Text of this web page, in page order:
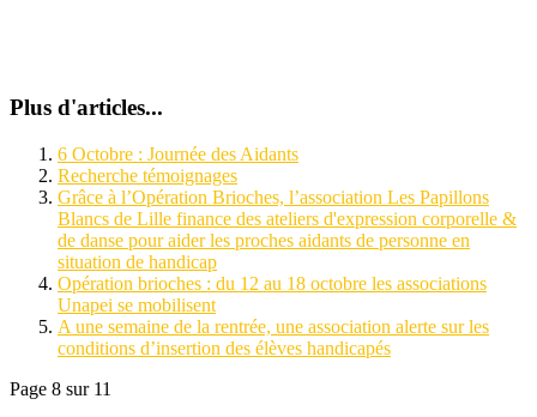
Plus d'articles...
6 Octobre : Journée des Aidants
Recherche témoignages
Grâce à l’Opération Brioches, l’association Les Papillons
Blancs de Lille finance des ateliers d'expression corporelle &
de danse pour aider les proches aidants de personne en
situation de handicap
Opération brioches : du 12 au 18 octobre les associations
Unapei se mobilisent
A une semaine de la rentrée, une association alerte sur les
conditions d’insertion des élèves handicapés
Page 8 sur 11